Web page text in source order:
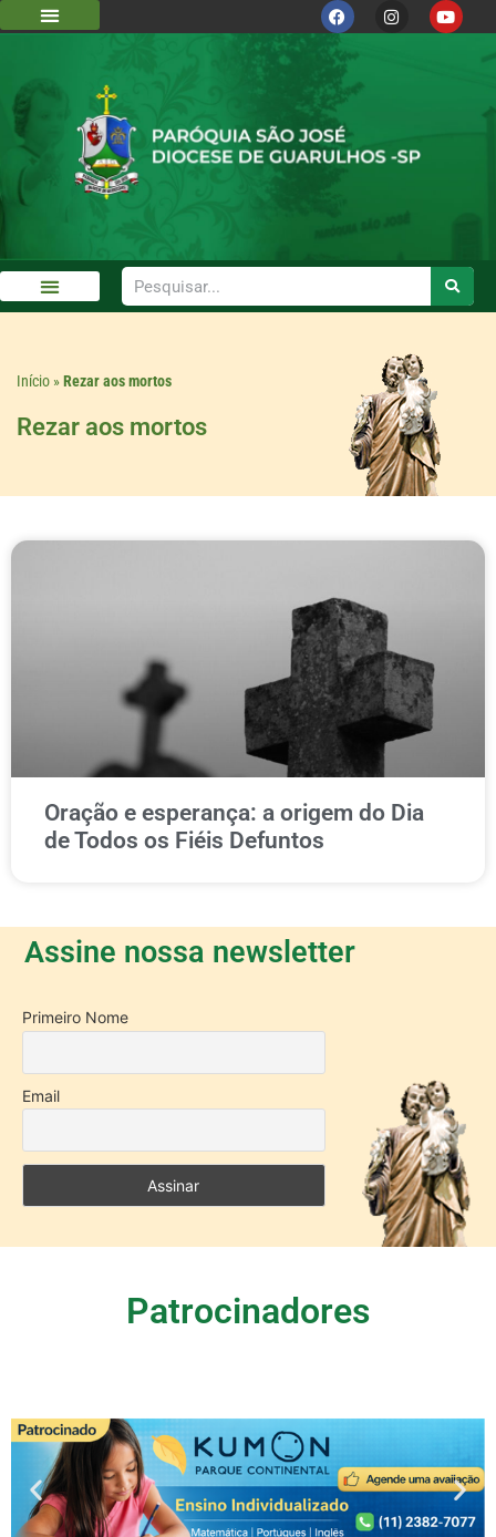
Início »Rezar aos mortos
Rezar aos mortos
Oração e esperança: a origem do Dia
de Todos os Fiéis Defuntos
Assine nossa newsletter
Primeiro Nome
Email
Patrocinadores